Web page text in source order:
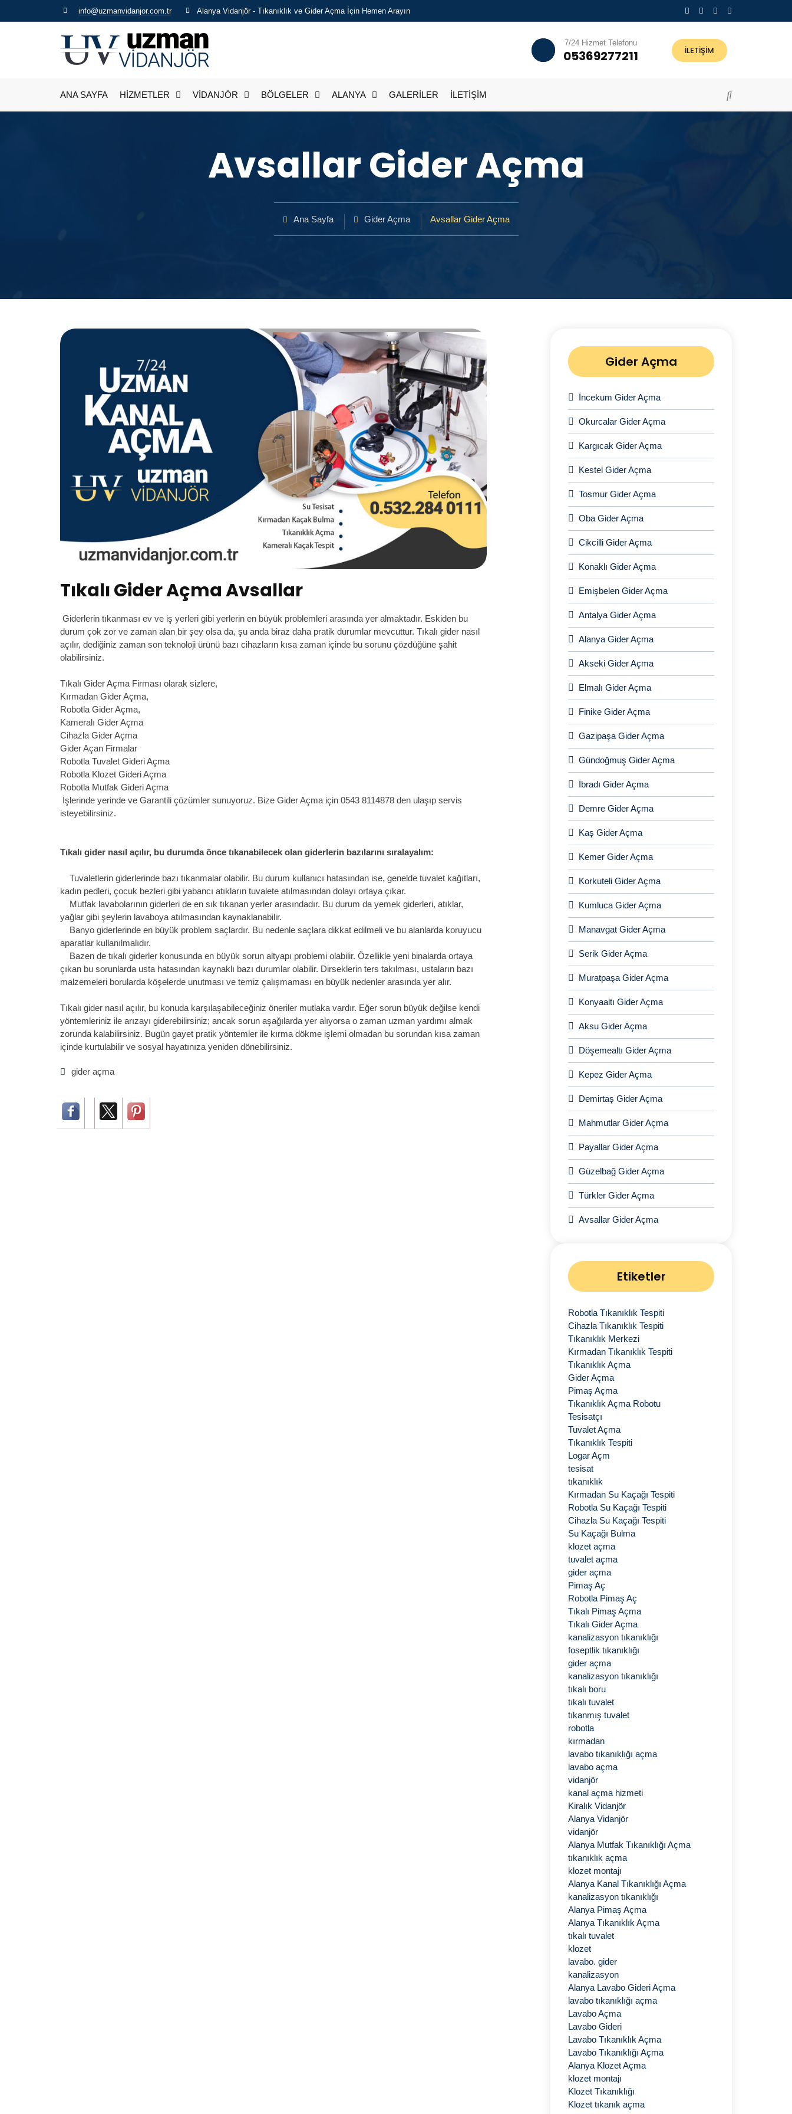
info@uzmanvidanjor.com.tr Alanya Vidanjör - Tıkanıklık ve Gider Açma İçin Hemen Arayın
7/24 Hizmet Telefonu
05369277211 İLETİŞİM
ANA SAYFA HİZMETLER VİDANJÖR BÖLGELER ALANYA GALERİLER İLETİŞİM
Avsallar Gider Açma
Ana Sayfa Gider Açma Avsallar Gider Açma
Tıkalı Gider Açma Avsallar
Giderlerin tıkanması ev ve iş yerleri gibi yerlerin en büyük problemleri arasında yer almaktadır. Eskiden bu
durum çok zor ve zaman alan bir şey olsa da, şu anda biraz daha pratik durumlar mevcuttur. Tıkalı gider nasıl
açılır, dediğiniz zaman son teknoloji ürünü bazı cihazların kısa zaman içinde bu sorunu çözdüğüne şahit
olabilirsiniz.
Tıkalı Gider Açma Firması olarak sizlere,
Kırmadan Gider Açma,
Robotla Gider Açma,
Kameralı Gider Açma
Cihazla Gider Açma
Gider Açan Firmalar
Robotla Tuvalet Gideri Açma
Robotla Klozet Gideri Açma
Robotla Mutfak Gideri Açma
İşlerinde yerinde ve Garantili çözümler sunuyoruz. Bize Gider Açma için 0543 8114878 den ulaşıp servis
isteyebilirsiniz.
Tıkalı gider nasıl açılır, bu durumda önce tıkanabilecek olan giderlerin bazılarını sıralayalım:
Tuvaletlerin giderlerinde bazı tıkanmalar olabilir. Bu durum kullanıcı hatasından ise, genelde tuvalet kağıtları,
kadın pedleri, çocuk bezleri gibi yabancı atıkların tuvalete atılmasından dolayı ortaya çıkar.
Mutfak lavabolarının giderleri de en sık tıkanan yerler arasındadır. Bu durum da yemek giderleri, atıklar,
yağlar gibi şeylerin lavaboya atılmasından kaynaklanabilir.
Banyo giderlerinde en büyük problem saçlardır. Bu nedenle saçlara dikkat edilmeli ve bu alanlarda koruyucu
aparatlar kullanılmalıdır.
Bazen de tıkalı giderler konusunda en büyük sorun altyapı problemi olabilir. Özellikle yeni binalarda ortaya
çıkan bu sorunlarda usta hatasından kaynaklı bazı durumlar olabilir. Dirseklerin ters takılması, ustaların bazı
malzemeleri borularda köşelerde unutması ve temiz çalışmaması en büyük nedenler arasında yer alır.
Tıkalı gider nasıl açılır, bu konuda karşılaşabileceğiniz öneriler mutlaka vardır. Eğer sorun büyük değilse kendi
yöntemleriniz ile arızayı giderebilirsiniz; ancak sorun aşağılarda yer alıyorsa o zaman uzman yardımı almak
zorunda kalabilirsiniz. Bugün gayet pratik yöntemler ile kırma dökme işlemi olmadan bu sorundan kısa zaman
içinde kurtulabilir ve sosyal hayatınıza yeniden dönebilirsiniz.
gider açma
Gider Açma
İncekum Gider Açma
Okurcalar Gider Açma
Kargıcak Gider Açma
Kestel Gider Açma
Tosmur Gider Açma
Oba Gider Açma
Cikcilli Gider Açma
Konaklı Gider Açma
Emişbelen Gider Açma
Antalya Gider Açma
Alanya Gider Açma
Akseki Gider Açma
Elmalı Gider Açma
Finike Gider Açma
Gazipaşa Gider Açma
Gündoğmuş Gider Açma
İbradı Gider Açma
Demre Gider Açma
Kaş Gider Açma
Kemer Gider Açma
Korkuteli Gider Açma
Kumluca Gider Açma
Manavgat Gider Açma
Serik Gider Açma
Muratpaşa Gider Açma
Konyaaltı Gider Açma
Aksu Gider Açma
Döşemealtı Gider Açma
Kepez Gider Açma
Demirtaş Gider Açma
Mahmutlar Gider Açma
Payallar Gider Açma
Güzelbağ Gider Açma
Türkler Gider Açma
Avsallar Gider Açma
Etiketler
Robotla Tıkanıklık Tespiti
Cihazla Tıkanıklık Tespiti
Tıkanıklık Merkezi
Kırmadan Tıkanıklık Tespiti
Tıkanıklık Açma
Gider Açma
Pimaş Açma
Tıkanıklık Açma Robotu
Tesisatçı
Tuvalet Açma
Tıkanıklık Tespiti
Logar Açm
tesisat
tıkanıklık
Kırmadan Su Kaçağı Tespiti
Robotla Su Kaçağı Tespiti
Cihazla Su Kaçağı Tespiti
Su Kaçağı Bulma
klozet açma
tuvalet açma
gider açma
Pimaş Aç
Robotla Pimaş Aç
Tıkalı Pimaş Açma
Tıkalı Gider Açma
kanalizasyon tıkanıklığı
foseptlik tıkanıklığı
gider açma
kanalizasyon tıkanıklığı
tıkalı boru
tıkalı tuvalet
tıkanmış tuvalet
robotla
kırmadan
lavabo tıkanıklığı açma
lavabo açma
vidanjör
kanal açma hizmeti
Kiralık Vidanjör
Alanya Vidanjör
vidanjör
Alanya Mutfak Tıkanıklığı Açma
tıkanıklık açma
klozet montajı
Alanya Kanal Tıkanıklığı Açma
kanalizasyon tıkanıklığı
Alanya Pimaş Açma
Alanya Tıkanıklık Açma
tıkalı tuvalet
klozet
lavabo. gider
kanalizasyon
Alanya Lavabo Gideri Açma
lavabo tıkanıklığı açma
Lavabo Açma
Lavabo Gideri
Lavabo Tıkanıklık Açma
Lavabo Tıkanıklığı Açma
Alanya Klozet Açma
klozet montajı
Klozet Tıkanıklığı
Klozet tıkanık açma